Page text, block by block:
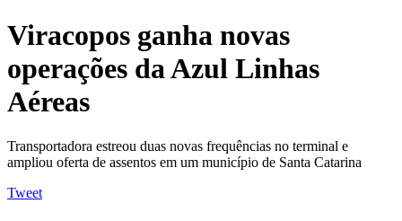
Viracopos ganha novas
operações da Azul Linhas
Aéreas
Transportadora estreou duas novas frequências no terminal e
ampliou oferta de assentos em um município de Santa Catarina
Tweet